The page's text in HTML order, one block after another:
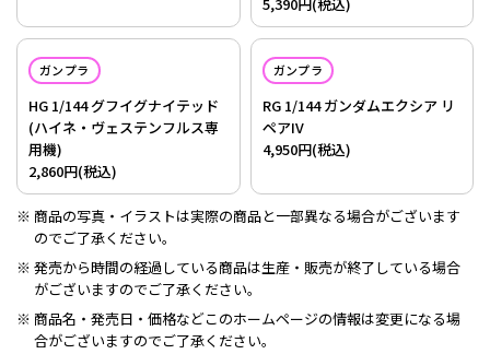
ガンプラ
HG 1/144 グフイグナイテッド
(ハイネ・ヴェステンフルス専
用機)
2,860円(税込)
ガンプラ
RG 1/144 ガンダムエクシア リ
ペアIV
4,950円(税込)
商品の写真・イラストは実際の商品と一部異なる場合がございます
のでご了承ください。
発売から時間の経過している商品は生産・販売が終了している場合
がございますのでご了承ください。
商品名・発売日・価格などこのホームページの情報は変更になる場
合がございますのでご了承ください。